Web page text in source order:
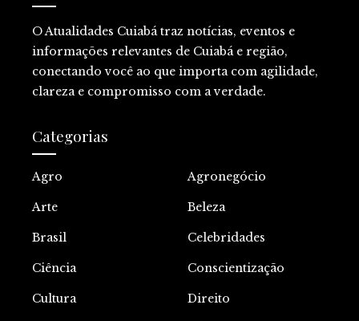
O Atualidades Cuiabá traz notícias, eventos e
informações relevantes de Cuiabá e região,
conectando você ao que importa com agilidade,
clareza e compromisso com a verdade.
Categorias
Agro Agronegócio
Arte Beleza
Brasil Celebridades
Ciência Conscientização
Cultura Direito